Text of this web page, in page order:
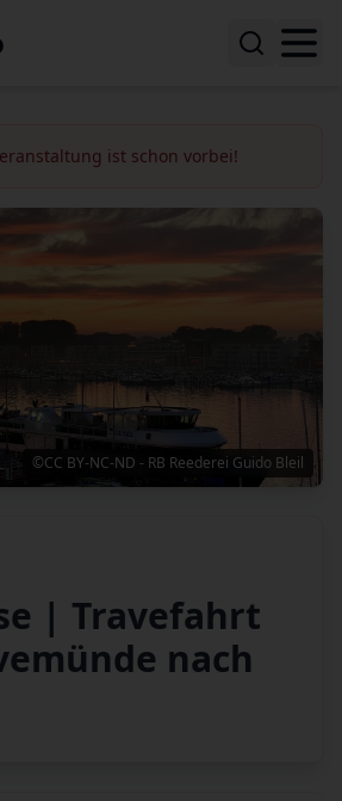
ist schon vorbei!
©CC BY-NC-ND - RB Reederei Guido Bleil
| Travefahrt
nach